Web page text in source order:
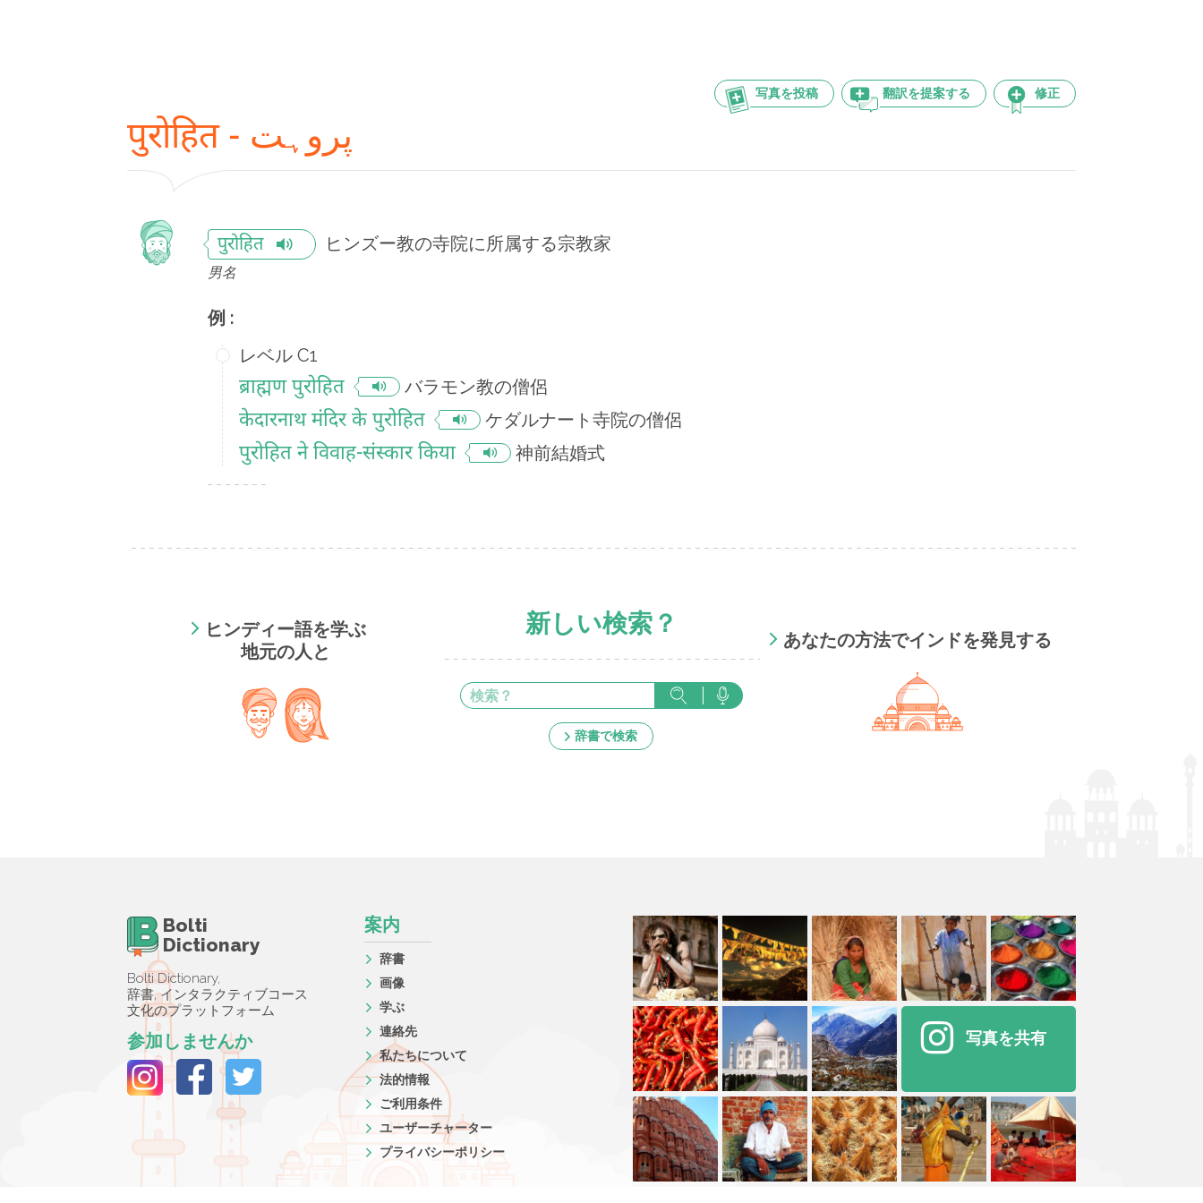
写真を投稿 翻訳を提案する 修正
पुरोहित - پروہت
पुरोहित ヒンズー教の寺院に所属する宗教家
男名
例 :
レベル C1
ब्राह्मण पुरोहित バラモン教の僧侶
केदारनाथ मंदिर के पुरोहित ケダルナート寺院の僧侶
पुरोहित ने विवाह-संस्कार किया 神前結婚式
ヒンディー語を学ぶ
地元の人と
新しい検索？
辞書で検索
あなたの方法でインドを発見する
Bolti
Dictionary
Bolti Dictionary,
辞書, インタラクティブコース
文化のプラットフォーム
参加しませんか
案内
辞書
画像
学ぶ
連絡先
私たちについて
法的情報
ご利用条件
ユーザーチャーター
プライバシーポリシー
写真を共有